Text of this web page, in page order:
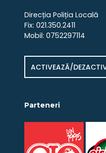
Direcția Poliția Locală
Fix: 021.350.2411
Mobil: 0752297114
ACTIVEAZĂ/
Parteneri